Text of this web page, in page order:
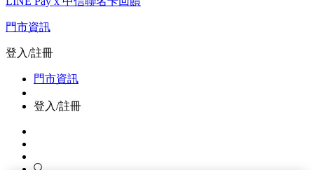
門市資訊
登入/註冊
門市資訊
登入/註冊